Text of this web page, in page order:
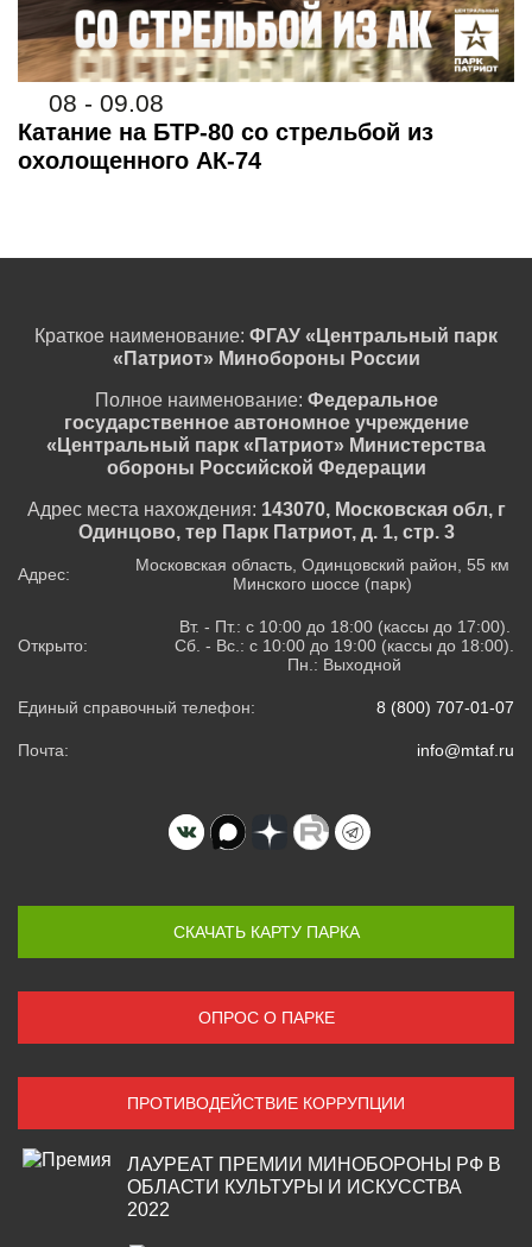
08 - 09.08
Катание на БТР-80 со стрельбой из
охолощенного АК-74
Краткое наименование: ФГАУ «Центральный парк
«Патриот» Минобороны России
Полное наименование: Федеральное
государственное автономное учреждение
«Центральный парк «Патриот» Министерства
обороны Российской Федерации
Адрес места нахождения: 143070, Московская обл, г
Одинцово, тер Парк Патриот, д. 1, стр. 3
Адрес:
Московская область, Одинцовский район, 55 км
Минского шоссе (парк)
Открыто:
Вт. - Пт.: с 10:00 до 18:00 (кассы до 17:00).
Сб. - Вс.: с 10:00 до 19:00 (кассы до 18:00).
Пн.: Выходной
Единый справочный телефон: 8 (800) 707-01-07
Почта: info@mtaf.ru
СКАЧАТЬ КАРТУ ПАРКА
ОПРОС О ПАРКЕ
ПРОТИВОДЕЙСТВИЕ КОРРУПЦИИ
ЛАУРЕАТ ПРЕМИИ МИНОБОРОНЫ РФ В
ОБЛАСТИ КУЛЬТУРЫ И ИСКУССТВА
2022